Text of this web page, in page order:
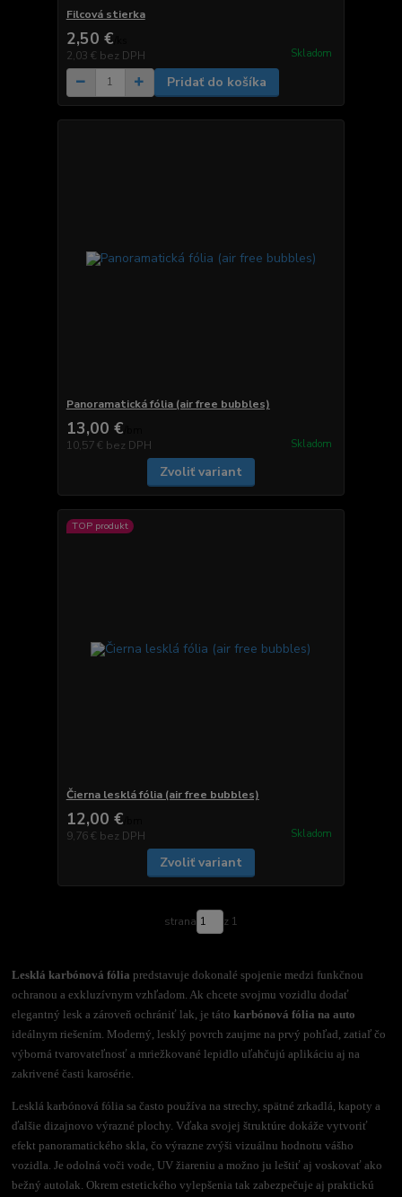
Filcová stierka
2,50 €
2,03 € bez DPH Skladom
Pridať do košíka
Panoramatická fólia (air free bubbles)
13,00 €
10,57 € bez DPH Skladom
Zvoliť variant
TOP produkt
Čierna lesklá fólia (air free bubbles)
12,00 €
9,76 € bez DPH Skladom
Zvoliť variant
strana z 1
Lesklá karbónová fólia predstavuje dokonalé spojenie medzi funkčnou
ochranou a exkluzívnym vzhľadom. Ak chcete svojmu vozidlu dodať
elegantný lesk a zároveň ochrániť lak, je tátokarbónová fólia na auto
ideálnym riešením. Moderný, lesklý povrch zaujme na prvý pohľad, zatiaľ čo
výborná tvarovateľnosť a mriežkované lepidlo uľahčujú aplikáciu aj na
zakrivené časti karosérie.
Lesklá karbónová fólia sa často používa na strechy, spätné zrkadlá, kapoty a
ďalšie dizajnovo výrazné plochy. Vďaka svojej štruktúre dokáže vytvoriť
efekt panoramatického skla, čo výrazne zvýši vizuálnu hodnotu vášho
vozidla. Je odolná voči vode, UV žiareniu a možno ju leštiť aj voskovať ako
bežný autolak. Okrem estetického vylepšenia tak zabezpečuje aj praktickú